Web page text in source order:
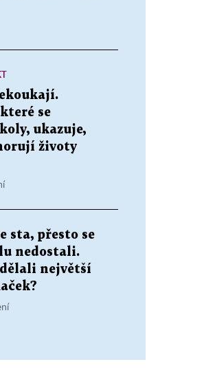
se
ukazuje,
životy
sta, přesto se
nedostali.
největší